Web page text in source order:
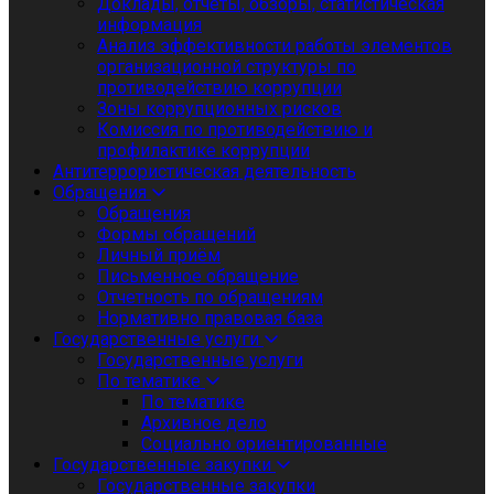
информация
Анализ эффективности работы элементов
организационной структуры по
противодействию коррупции
Зоны коррупционных рисков
Комиссия по противодействию и
профилактике коррупции
Антитеррористическая деятельность
Обращения
Обращения
Формы обращений
Личный приём
Письменное обращение
Отчетность по обращениям
Нормативно правовая база
Государственные услуги
Государственные услуги
По тематике
По тематике
Архивное дело
Социально ориентированные
Государственные закупки
Государственные закупки